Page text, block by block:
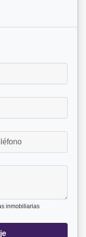
inmobiliarias